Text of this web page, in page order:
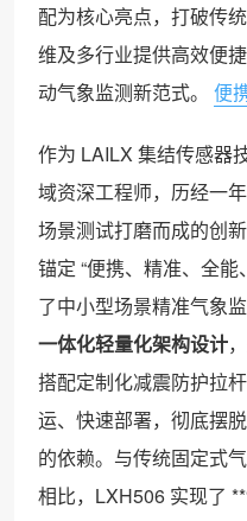
配为核心亮点，打破传
维及多行业提供高效便
动气象监测新范式。
便
作为 LAILX 集结传感器
域资深工程师，历经一
场景测试打磨而成的创
锚定 “便携、精准、全
了中小型场景精准气象
一体化轻量化架构设计
搭配定制化减震防护拉
运、快速部署，彻底摆
的依赖。与传统固定式
相比，LXH506 实现了